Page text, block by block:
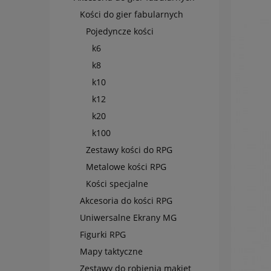
Kości do gier fabularnych
Pojedyncze kości
k6
k8
k10
k12
k20
k100
Zestawy kości do RPG
Metalowe kości RPG
Kości specjalne
Akcesoria do kości RPG
Uniwersalne Ekrany MG
Figurki RPG
Mapy taktyczne
Zestawy do robienia makiet